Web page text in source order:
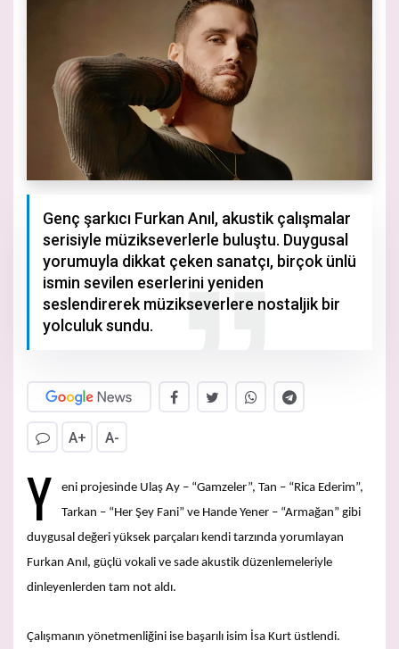
Genç şarkıcı Furkan Anıl, akustik çalışmalar
serisiyle müzikseverlerle buluştu. Duygusal
yorumuyla dikkat çeken sanatçı, birçok ünlü
ismin sevilen eserlerini yeniden
seslendirerek müzikseverlere nostaljik bir
yolculuk sundu.
A+ A-
Y
eni projesinde Ulaş Ay – “Gamzeler”, Tan – “Rica Ederim”,
Tarkan – “Her Şey Fani” ve Hande Yener – “Armağan” gibi
duygusal değeri yüksek parçaları kendi tarzında yorumlayan
Furkan Anıl, güçlü vokali ve sade akustik düzenlemeleriyle
dinleyenlerden tam not aldı.
Çalışmanın yönetmenliğini ise başarılı isim İsa Kurt üstlendi.